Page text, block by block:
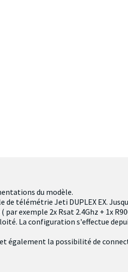
du modèle.
télémétrie Jeti DUPLEX EX.
exemple 2x Rsat 2.4Ghz + 1x
La configuration s'effectue
la possibilité de